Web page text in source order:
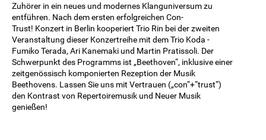
Zuhörer in ein neues und modernes Klanguniversum zu
entführen. Nach dem ersten erfolgreichen Con-
Trust! Konzert in Berlin kooperiert Trio Rin bei der zweiten
Veranstaltung dieser Konzertreihe mit dem Trio Koda -
Fumiko Terada, Ari Kanemaki und Martin Pratissoli. Der
Schwerpunkt des Programms ist „Beethoven“, inklusive einer
zeitgenössisch komponierten Rezeption der Musik
Beethovens. Lassen Sie uns mit Vertrauen („con“+“trust“)
den Kontrast von Repertoiremusik und Neuer Musik
genießen!